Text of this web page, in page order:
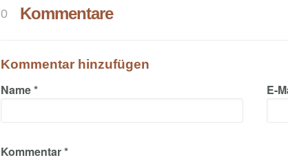
0 Kommentare
Kommentar hinzufügen
Name * E-
Kommentar *